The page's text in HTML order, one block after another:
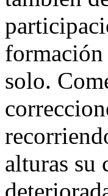
formación
solo.
alturas su